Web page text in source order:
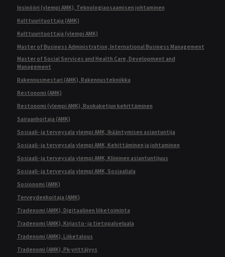
Insinööri (ylempi AMK), Teknologiaosaamisen johtaminen
Kulttuurituottaja (AMK)
Kulttuurituottaja (ylempi AMK)
Master of Business Administration, International Business Management
Master of Social Services and Health Care, Development and
Management
Rakennusmestari (AMK), Rakennustekniikka
Restonomi (AMK)
Restonomi (ylempi AMK), Ruokaketjun kehittäminen
Sairaanhoitaja (AMK)
Sosiaali- ja terveysala ylempi AMK, Ikääntymisen asiantuntija
Sosiaali- ja terveysala ylempi AMK, Kehittäminen ja johtaminen
Sosiaali- ja terveysala ylempi AMK, Kliininen asiantuntijuus
Sosiaali- ja terveysala ylempi AMK, Sosiaaliala
Sosionomi (AMK)
Terveydenhoitaja (AMK)
Tradenomi (AMK), Digitaalinen liiketoiminta
Tradenomi (AMK), Kirjasto- ja tietopalveluala
Tradenomi (AMK), Liiketalous
Tradenomi (AMK), Pk-yrittäjyys